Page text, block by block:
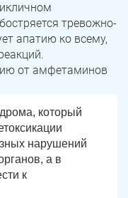
тревожно-
апатию ко всему,
от амфетаминов
который
нарушений
а в
к